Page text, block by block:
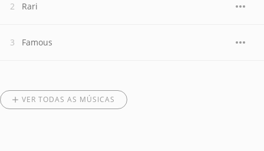
Rari
Famous
VER TODAS AS MÚSICAS